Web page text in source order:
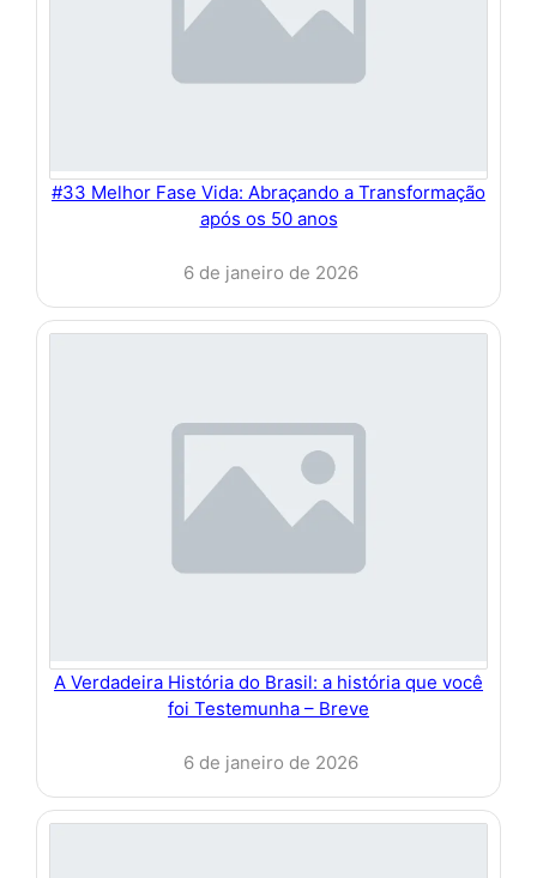
#33 Melhor Fase Vida: Abraçando a Transformação
após os 50 anos
6 de janeiro de 2026
A Verdadeira História do Brasil: a história que você
foi Testemunha – Breve
6 de janeiro de 2026